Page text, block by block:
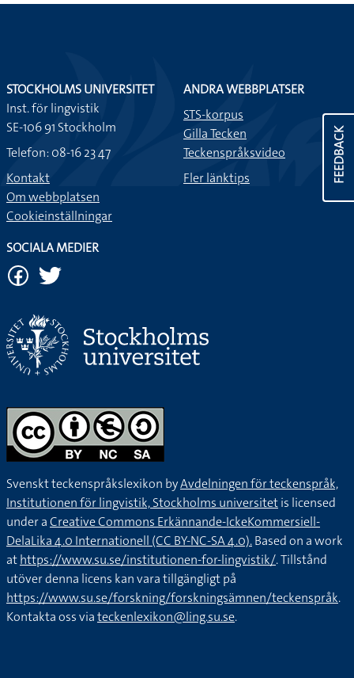
FEEDBACK
STOCKHOLMS UNIVERSITET
Inst. för lingvistik
SE-106 91 Stockholm
Telefon: 08-16 23 47
Kontakt
Om webbplatsen
Cookieinställningar
ANDRA WEBBPLATSER
STS-korpus
Gilla Tecken
Teckenspråksvideo
Fler länktips
SOCIALA MEDIER
Svenskt teckenspråkslexikon byAvdelningen för teckenspråk,
Institutionen för lingvistik, Stockholms universitetis licensed
under aCreative Commons Erkännande-IckeKommersiell-
DelaLika 4.0 Internationell (CC BY-NC-SA 4.0).Based on a work
athttps://www.su.se/institutionen-for-lingvistik/. Tillstånd
utöver denna licens kan vara tillgängligt på
https://www.su.se/forskning/forskningsämnen/teckenspråk.
Kontakta oss viateckenlexikon@ling.su.se.